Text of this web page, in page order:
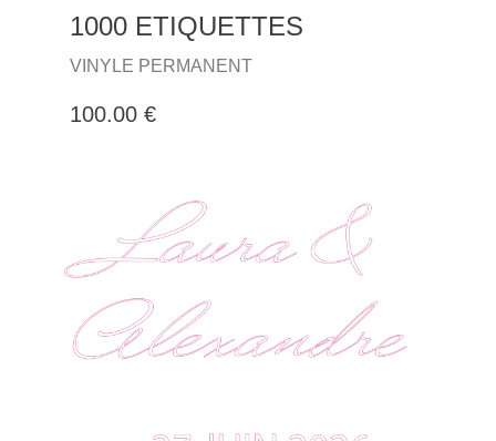
1000 ETIQUETTES
VINYLE PERMANENT
100.00 €